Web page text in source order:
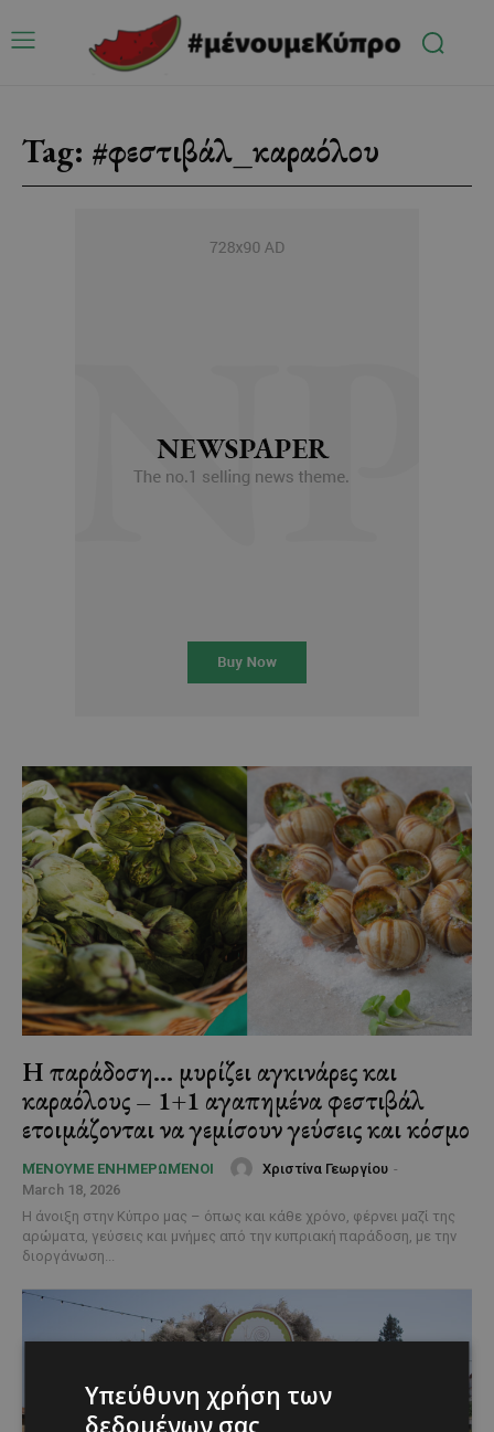
Tag: #φεστιβάλ_καραόλου
Η παράδοση… μυρίζει αγκινάρες και
καραόλους – 1+1 αγαπημένα φεστιβάλ
ετοιμάζονται να γεμίσουν γεύσεις και κόσμο
ΜΈΝΟΥΜΕ ΕΝΗΜΕΡΩΜΈΝΟΙ Χριστίνα Γεωργίου -
March 18, 2026
Η άνοιξη στην Κύπρο μας – όπως και κάθε χρόνο, φέρνει μαζί της
αρώματα, γεύσεις και μνήμες από την κυπριακή παράδοση, με την
διοργάνωση...
Υπεύθυνη χρήση των
δεδομένων σας